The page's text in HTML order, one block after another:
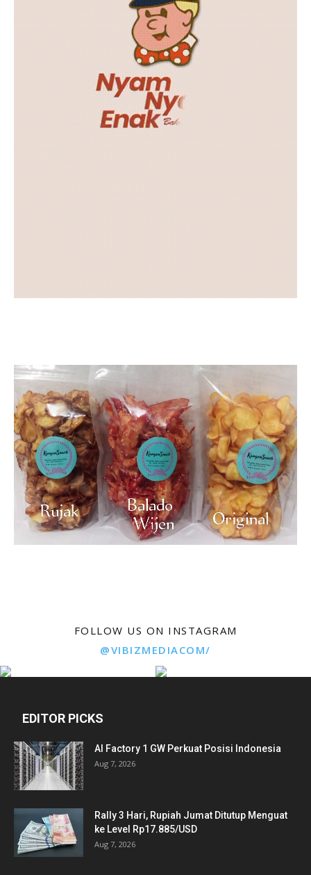
FOLLOW US ON INSTAGRAM
@VIBIZMEDIACOM/
EDITOR PICKS
AI Factory 1 GW Perkuat Posisi Indonesia
Aug 7, 2026
Rally 3 Hari, Rupiah Jumat Ditutup Menguat
ke Level Rp17.885/USD
Aug 7, 2026